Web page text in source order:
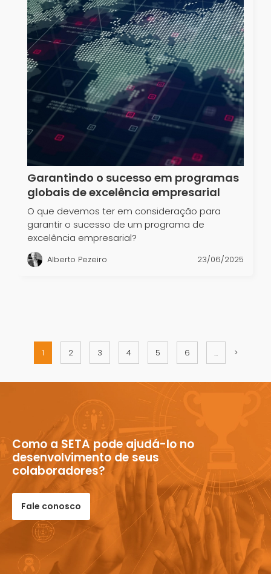
Garantindo o sucesso em programas
globais de excelência empresarial
O que devemos ter em consideração para
garantir o sucesso de um programa de
excelência empresarial?
Alberto Pezeiro 23/06/2025
1 2 3 4 5 6 ... >
Como a SETA pode ajudá-lo no
desenvolvimento de seus
colaboradores?
Fale conosco